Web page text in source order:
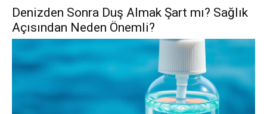
Denizden Sonra Duş Almak Şart mı? Sağlık
Açısından Neden Önemli?